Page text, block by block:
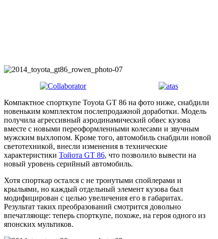
Компактное спорткупе Toyota GT 86 на фото ниже, снабдили
новеньким комплектом послепродажной доработки. Модель
получила агрессивный аэродинамический обвес кузова
вместе с новыми переоформленными колесами и звучным
мужским выхлопом. Кроме того, автомобиль снабдили новой
светотехникой, внесли изменения в технические
характеристики Тойота GT 86, что позволило вывести на
новый уровень серийный автомобиль.
Хотя спорткар остался с не тронутыми спойлерами и
крыльями, но каждый отдельный элемент кузова был
модифицирован с целью увеличения его в габаритах.
Результат таких преобразований смотрится довольно
впечатляюще: теперь спорткупе, похоже, на героя одного из
японских мультиков.